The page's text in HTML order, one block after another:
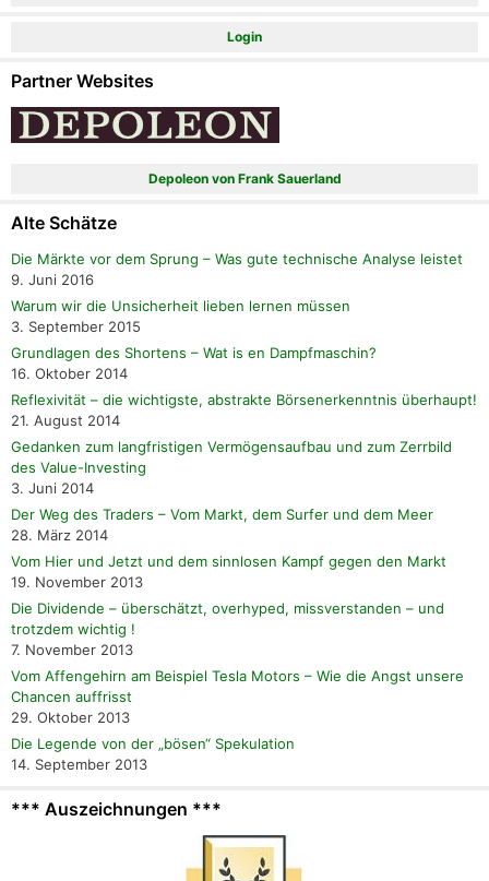
Login
Partner Websites
Depoleon von Frank Sauerland
Alte Schätze
Die Märkte vor dem Sprung – Was gute technische Analyse leistet
9. Juni 2016
Warum wir die Unsicherheit lieben lernen müssen
3. September 2015
Grundlagen des Shortens – Wat is en Dampfmaschin?
16. Oktober 2014
Reflexivität – die wichtigste, abstrakte Börsenerkenntnis überhaupt!
21. August 2014
Gedanken zum langfristigen Vermögensaufbau und zum Zerrbild
des Value-Investing
3. Juni 2014
Der Weg des Traders – Vom Markt, dem Surfer und dem Meer
28. März 2014
Vom Hier und Jetzt und dem sinnlosen Kampf gegen den Markt
19. November 2013
Die Dividende – überschätzt, overhyped, missverstanden – und
trotzdem wichtig !
7. November 2013
Vom Affengehirn am Beispiel Tesla Motors – Wie die Angst unsere
Chancen auffrisst
29. Oktober 2013
Die Legende von der „bösen“ Spekulation
14. September 2013
*** Auszeichnungen ***